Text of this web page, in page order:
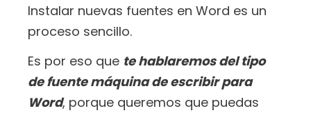
Instalar nuevas fuentes en Word es un
proceso sencillo.
Es por eso que te hablaremos del tipo
de fuente máquina de escribir para
Word, porque queremos que puedas